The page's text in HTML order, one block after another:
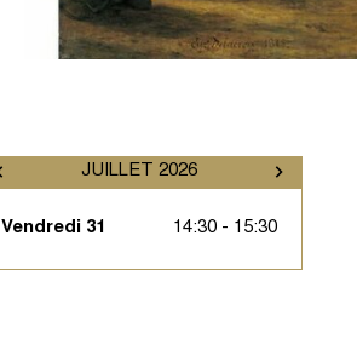
JUILLET 2026
Vendredi 31 14:30 - 15:30